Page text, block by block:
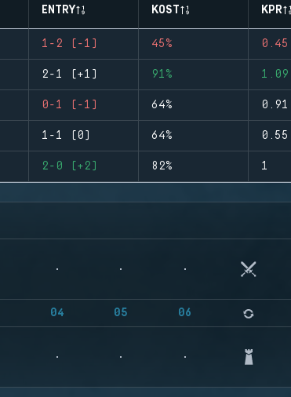
ENTRY KOST KPR
1-2 (-1) 45% 0.45
2-1 (+1) 91% 1.09
0-1 (-1) 64% 0.91
1-1 (0) 64% 0.55
2-0 (+2) 82% 1
04 05 06